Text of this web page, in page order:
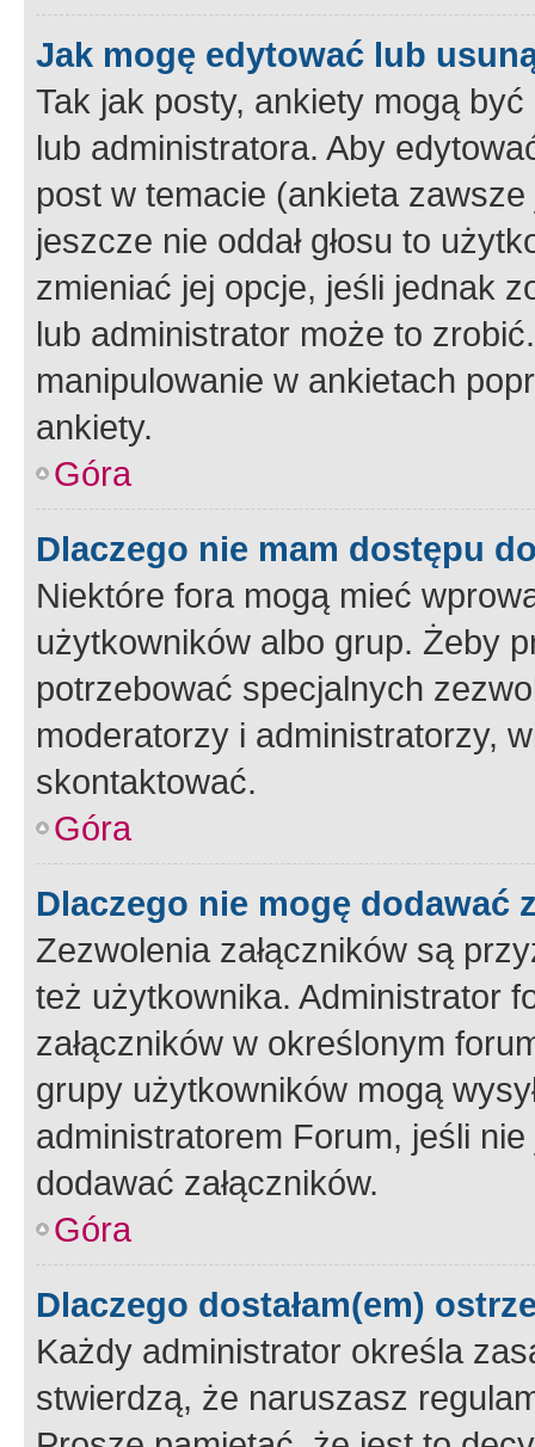
Jak mogę edytować lub
Tak jak posty, ankiety mogą
lub administratora. Aby
post w temacie (ankieta
jeszcze nie oddał głosu to
zmieniać jej opcje, jeśli jednak
lub administrator może to
manipulowanie w ankietach
ankiety.
Góra
Dlaczego nie mam dostępu
Niektóre fora mogą mieć
użytkowników albo grup. Żeby
potrzebować specjalnych
moderatorzy i administratorzy,
skontaktować.
Góra
Dlaczego nie mogę dodawać
Zezwolenia załączników są
też użytkownika. Administrator
załączników w określonym
grupy użytkowników mogą
administratorem Forum, jeśli
dodawać załączników.
Góra
Dlaczego dostałam(em)
Każdy administrator określa
stwierdzą, że naruszasz